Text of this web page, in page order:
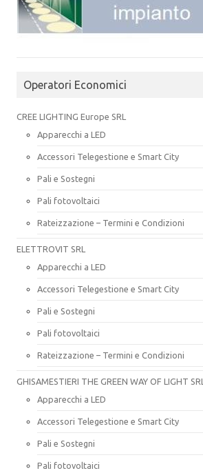
Operatori Economici
CREE LIGHTING Europe SRL
Apparecchi a LED
Accessori Telegestione e Smart City
Pali e Sostegni
Pali fotovoltaici
Rateizzazione – Termini e Condizioni
ELETTROVIT SRL
Apparecchi a LED
Accessori Telegestione e Smart City
Pali e Sostegni
Pali fotovoltaici
Rateizzazione – Termini e Condizioni
GHISAMESTIERI THE GREEN WAY OF LIGHT SRL
Apparecchi a LED
Accessori Telegestione e Smart City
Pali e Sostegni
Pali fotovoltaici